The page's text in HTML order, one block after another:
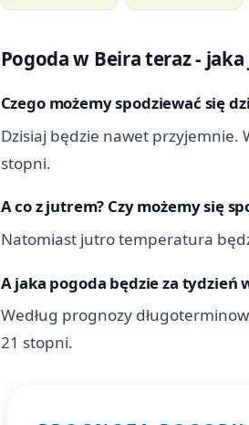
Pogoda w Beira teraz -
Czego możemy spodziewać się
Dzisiaj będzie nawet przyjemnie.
stopni.
A co z jutrem? Czy możemy się
Natomiast jutro temperatura
A jaka pogoda będzie za tydzień
Według prognozy
21 stopni.